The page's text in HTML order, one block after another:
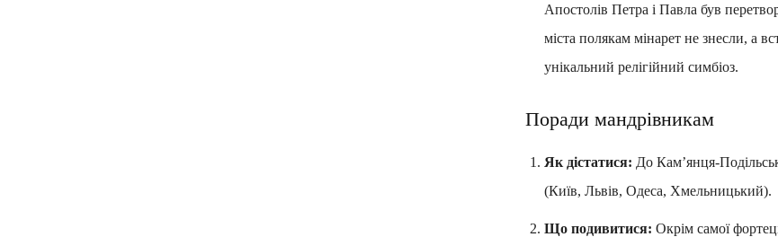
Апостолів Петра і Павла був
міста полякам мінарет не знесли, а
унікальний релігійний симбіоз.
Поради мандрівникам
Як дістатися: До Кам’янця-
(Київ, Львів, Одеса, Хмельницький).
Що подивитися: Окрім самої